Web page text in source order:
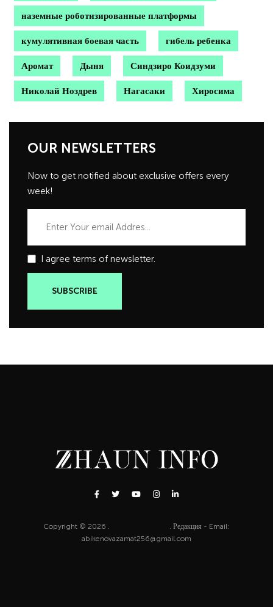
наземные роботизированные платформы
кумулятивная боевая часть гибель ребенка
Аромат Дыня Синдзиро Коидзуми
Николай Ноздрев Нагасаки Хиросима
OUR NEWSLETTERS
Now to get notified about exclusive offers every
week!
I agree terms of newsletter.
Copyright © 2026 .
. Редакция - Email:
abikenovazamat256@gmail.com